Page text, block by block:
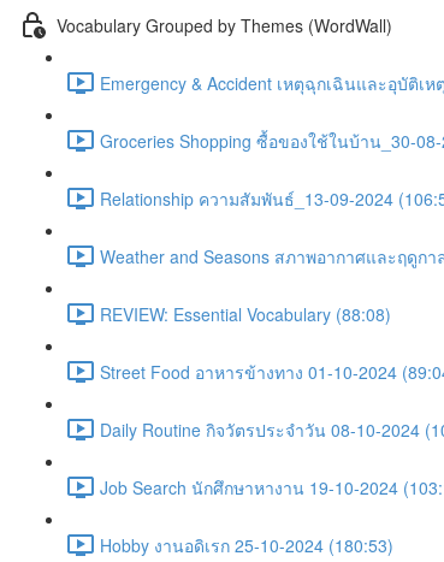
Vocabulary Grouped by Themes (WordWall)
Emergency & Accident เหตุฉุกเฉินและอุบัติเห
Groceries Shopping ซื้อของใช้ในบ้าน_30-
Relationship ความสัมพันธ์_13-09-2024
Weather and Seasons สภาพอากาศและฤดูกา
REVIEW: Essential Vocabulary (88:08)
Street Food อาหารข้างทาง 01-10-2024
Daily Routine กิจวัตรประจำวัน 08-10-2024
Job Search นักศึกษาหางาน 19-10-2024
Hobby งานอดิเรก 25-10-2024 (180:53)